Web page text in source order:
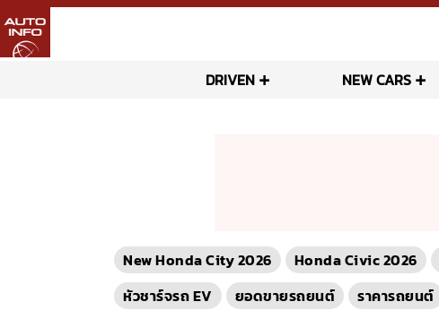
DRIVEN NEW CARS
New Honda City 2026 Honda Civic 2026
หัวชาร์จรถ EV
ยอดขายรถยนต์ ราคารถยนต์